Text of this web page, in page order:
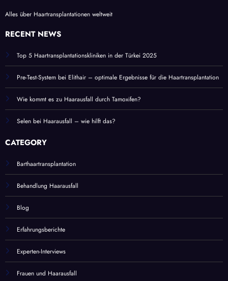
Alles über Haartransplantationen weltweit
RECENT NEWS
Top 5 Haartransplantationskliniken in der Türkei 2025
Pre-Test-System bei Elithair – optimale Ergebnisse für die Haartransplantation
Wie kommt es zu Haarausfall durch Tamoxifen?
Selen bei Haarausfall – wie hilft das?
CATEGORY
Barthaartransplantation
Behandlung Haarausfall
Blog
Erfahrungsberichte
Experten-Interviews
Frauen und Haarausfall